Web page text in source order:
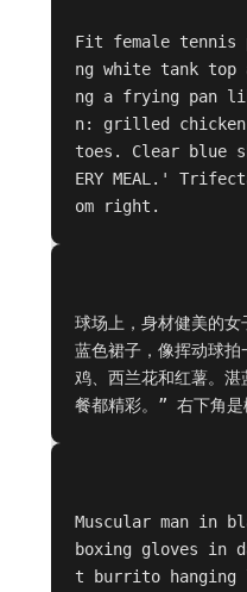
Fit female tennis
ng white tank
ng a frying pan
n: grilled
toes. Clear blue
ERY MEAL.'
om right.
球场上，身材健美的
蓝色裙子，像挥动球
鸡、西兰花和红薯。
餐都精彩。” 右下角
Muscular man in
boxing gloves in
t burrito hanging